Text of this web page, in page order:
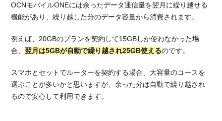
OCNモバイルONEには余ったデータ通信量を翌月に繰り越せる
機能があり、繰り越した分のデータ容量から消費されます。
例えば、20GBのプランを契約して15GBしか使わなかった場
合、翌月は5GBが自動で繰り越され25GB使えるのです。
スマホとセットでルーターを契約する場合、大容量のコースを
選ぶことが多いかと思いますが、余った分は自動で繰り越され
るので安心して利用できます。